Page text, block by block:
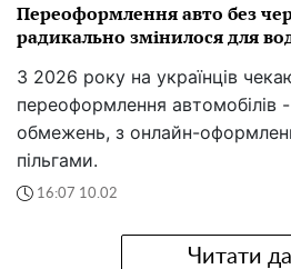
Переоформлення авто без
радикально змінилося для
З 2026 року на українців
переоформлення автомобілів
обмежень, з онлайн-
пільгами.
16:07 10.02
Читати